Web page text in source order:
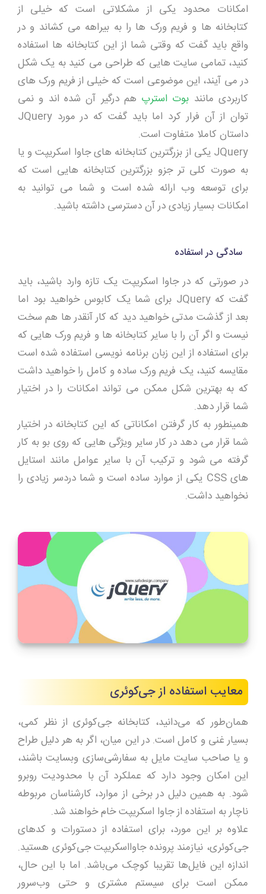
امکانات محدود یکی از مشکلاتی است که خیلی از
کتابخانه ها و فریم ورک ها را به بیراهه می کشاند و در
واقع باید گفت که وقتی شما از این کتابخانه ها استفاده
کنید، تمامی سایت هایی که طراحی می کنید به یک شکل
در می آیند، این موضوعی است که خیلی از فریم ورک های
کاربردی مانند بوت استرپ هم درگیر آن شده اند و نمی
توان از آن فرار کرد اما باید گفت که در مورد JQuery
داستان کاملا متفاوت است.
JQuery یکی از بزرگترین کتابخانه های جاوا اسکریپت و یا
به صورت کلی تر جزو بزرگترین کتابخانه هایی است که
برای توسعه وب ارائه شده است و شما می توانید به
امکانات بسیار زیادی در آن دسترسی داشته باشید.
سادگی در استفاده
در صورتی که در جاوا اسکریپت یک تازه وارد باشید، باید
گفت که JQuery برای شما یک کابوس خواهید بود اما
بعد از گذشت مدتی خواهید دید که کار آنقدر ها هم سخت
نیست و اگر آن را با سایر کتابخانه ها و فریم ورک هایی که
برای استفاده از این زبان برنامه نویسی استفاده شده است
مقایسه کنید، یک فریم ورک ساده و کامل را خواهید داشت
که به بهترین شکل ممکن می تواند امکانات را در اختیار
شما قرار دهد.
همینطور به کار گرفتن امکاناتی که این کتابخانه در اختیار
شما قرار می دهد در کار سایر ویژگی هایی که روی بو به کار
گرفته می شود و ترکیب آن با سایر عوامل مانند استایل
های CSS یکی از موارد ساده است و شما دردسر زیادی را
نخواهید داشت.
معایب استفاده از جی‌کوئری
همان‌طور که می‌دانید، کتابخانه جی‌کوئری از نظر کمی،
بسیار غنی و کامل است. در این میان، اگر به هر دلیل طراح
و یا صاحب سایت مایل به سفارشی‌سازی وبسایت باشند،
این امکان وجود دارد که عملکرد آن با محدودیت روبرو
شود. به همین دلیل در برخی از موارد، کارشناسان مربوطه
ناچار به استفاده از جاوا اسکریپت خام خواهند شد.
علاوه بر این مورد، برای استفاده از دستورات و کدهای
جی‌کوئری، نیازمند پرونده جاوااسکریپت جی‌کوئری هستید.
اندازه این فایل‌ها تقریبا کوچک می‌باشد. اما با این حال،
ممکن است برای سیستم مشتری و حتی وب‌سرور